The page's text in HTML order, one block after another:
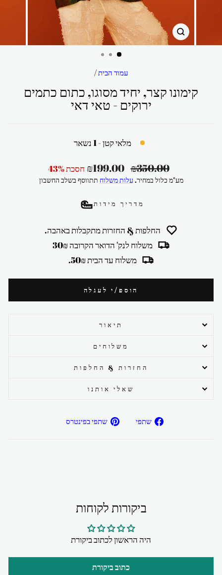
סגור
עמוד הבית/
קימונו קצר, יחיד מסוגו, כתום כתמים
ירוקים - טאי דאי
מלאי קטן - 1 נשאר
מחיר
רגיל
₪350.00 מחיר
מבצע
₪199.00 חסכת 43%
מע"מ כלול במחיר. עלות משלוח תתווסף בשלב החשבון
מדריך מידות
החלפות & החזרות מתקבלות באהבה.
משלוח לנק' הדואר הקרובה 30₪
משלוח עד הבית 50₪.
הוספ/י לעגלה
תיאור
משלוחים
החזרות & החלפות
שאלי אותנו
שתפי
שתפ/י שתפי בפינטרס
ביקורות לקוחות
היה הראשון לכתוב ביקורת
כתוב ביקורת